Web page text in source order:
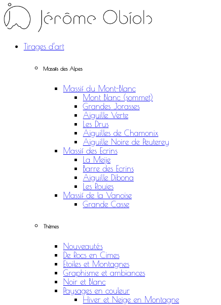
Tirages d’art
Massifs des Alpes
Massif du Mont-Blanc
Mont Blanc (sommet)
Grandes Jorasses
Aiguille Verte
Les Drus
Aiguilles de Chamonix
Aiguille Noire de Peuterey
Massif des Ecrins
La Meije
Barre des Ecrins
Aiguille Dibona
Les Rouies
Massif de la Vanoise
Grande Casse
Thèmes
Nouveautés
De Rocs en Cimes
Etoiles et Montagnes
Graphisme et ambiances
Noir et Blanc
Paysages en couleur
Hiver et Neige en Montagne